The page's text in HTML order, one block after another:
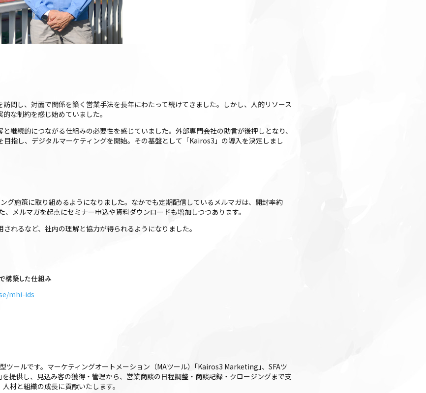
問し、対面で関係を築く営業手法を長年にわたって続けてきました。しかし、人的リソース
な制約を感じ始めていました。
継続的につながる仕組みの必要性を感じていました。外部専門会社の助言が後押しとなり、
指し、デジタルマーケティングを開始。その基盤として「Kairos3」の導入を決定しまし
グ施策に取り組めるようになりました。なかでも定期配信しているメルマガは、開封率約
メルマガを起点にセミナー申込や資料ダウンロードも増加しつつあります。
れるなど、社内の理解と協力が得られるようになりました。
構築した仕組み
mhi-ids
ツールです。マーケティングオートメーション（MAツール）｢Kairos3 Marketing｣、SFAツ
提供し、見込み客の獲得・管理から、営業商談の日程調整・商談記録・クロージングまで支
材と組織の成長に貢献いたします。